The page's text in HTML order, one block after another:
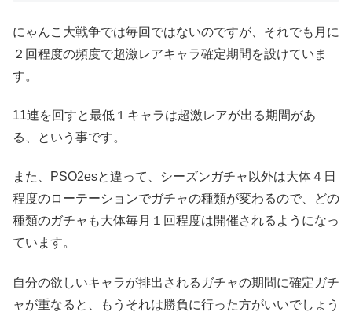
にゃんこ大戦争では毎回ではないのですが、それでも月に
２回程度の頻度で超激レアキャラ確定期間を設けていま
す。
11連を回すと最低１キャラは超激レアが出る期間があ
る、という事です。
また、PSO2esと違って、シーズンガチャ以外は大体４日
程度のローテーションでガチャの種類が変わるので、どの
種類のガチャも大体毎月１回程度は開催されるようになっ
ています。
自分の欲しいキャラが排出されるガチャの期間に確定ガチ
ャが重なると、もうそれは勝負に行った方がいいでしょう